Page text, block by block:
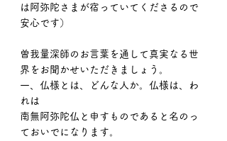
は阿弥陀さまが宿っていてくださるので
安心です）
曽我量深師のお言葉を通して真実なる世
界をお聞かせいただきましょう。
一、仏様とは、どんな人か。仏様は、わ
れは
南無阿弥陀仏と申すものであると名のっ
ておいでになります。